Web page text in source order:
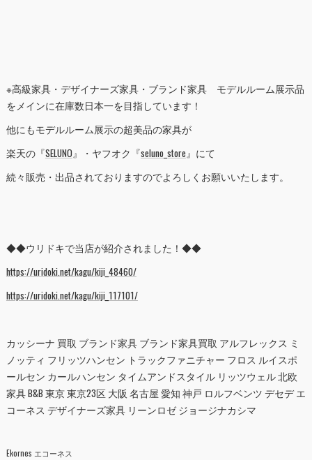
※高級家具・デザイナーズ家具・ブランド家具 モデルルーム展示品
をメインに在庫数日本一を目指しています！
他にもモデルルーム展示の超美品の家具が
楽天の『SELUNO』・ヤフオク『seluno_store』にて
続々販売・出品されておりますのでよろしくお願いいたします。
◆◆ウリドキで当店が紹介されました！◆◆
https://uridoki.net/kagu/kiji_48460/
https://uridoki.net/kagu/kiji_117101/
カッシーナ 買取 ブランド家具 ブランド家具買取 アルフレックス ミ
ノッティ フリッツハンセン トラックファニチャー フロス ルイスポ
ールセン カールハンセン タイムアンドスタイル リッツウェル 北欧
家具 B&B 東京 東京23区 大阪 名古屋 愛知 神戸 ロルフベンツ デセデ エ
コーネス デザイナーズ家具 リーンロゼ ジョージナカシマ
Ekornes エコーネス